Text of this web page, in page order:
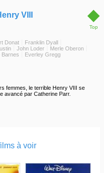
◆
Top
VIII
Donat
Franklin Dyall
John Loder
Merle Oberon
Barnes
Everley Gregg
femmes, le terrible Henry VIII se
avancé par Catherine Parr.
à voir